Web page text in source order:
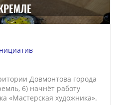
Довмонтова города
6) начнёт работу
«Мастерская художника».